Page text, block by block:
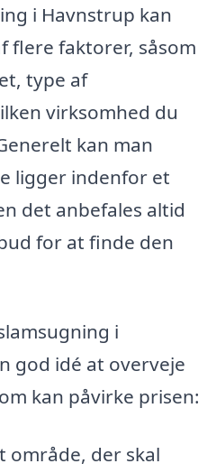
i Havnstrup kan
faktorer, såsom
type af
virksomhed du
kan man
ligger indenfor et
det anbefales altid
for at finde den
i
god idé at overveje
kan påvirke prisen:
område, der skal